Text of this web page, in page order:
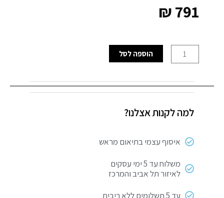
₪791
של
אימפקט
סוללה
WORX
הוספה לסל
למה לקנות אצלנו?
איסוף עצמי בתיאום מראש
משלוח עד 5 ימי עסקים
לאיזור תל אביב והמרכז
עד 5 תשלומים ללא ריבית